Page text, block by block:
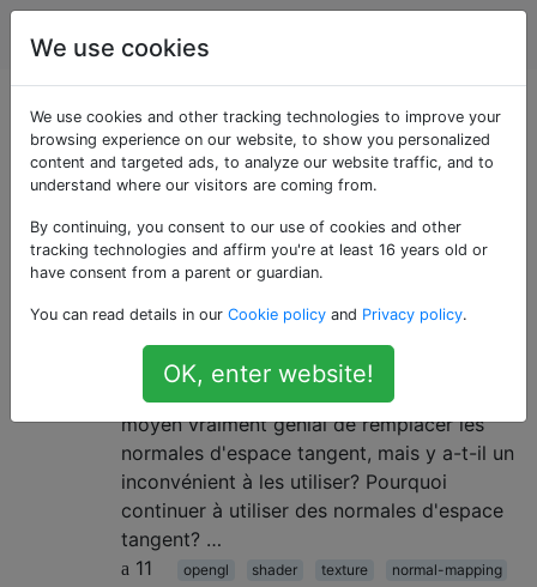
Infographie
Questions marquées
«directx»
2
Cartes dérivées et cartes normales
de l'espace tangent
J'ai découvert que certains moteurs
cartes normales à espace tangent . Après
quelques lectures, cela semble être un
moyen vraiment génial de remplacer les
normales d'espace tangent, mais y a-t-il un
inconvénient à les utiliser? Pourquoi
continuer à utiliser des normales d'espace
tangent? …
11
opengl shader texture
normal-mapping
We use cookies
We use cookies and other tracking technologies to improve your
browsing experience on our website, to show you personalized
content and targeted ads, to analyze our website traffic, and to
understand where our visitors are coming from.
By continuing, you consent to our use of cookies and other
tracking technologies and affirm you're at least 16 years old or
have consent from a parent or guardian.
You can read details in our Cookie policy and Privacy policy.
OK, enter website!